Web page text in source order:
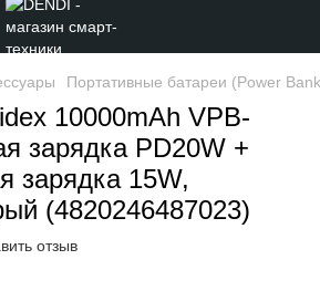
Портативные батареи (Power
10000mAh VPB-
зарядка PD20W +
зарядка 15W,
(4820246487023)
отзыв